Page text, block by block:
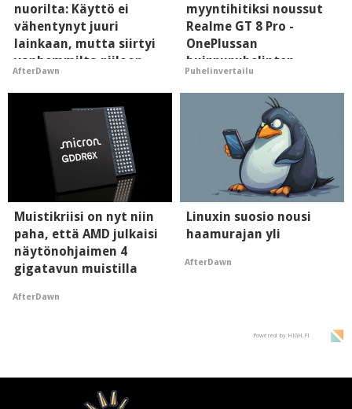
nuorilta: Käyttö ei
vähentynyt juuri
lainkaan, mutta siirtyi
vanhemmilta piiloon
AfterDawn
myyntihitiksi noussut
Realme GT 8 Pro -
OnePlussan
huippupuhelinten
"perillinen"
Puhelinvertailu
Muistikriisi on nyt niin
paha, että AMD julkaisi
näytönohjaimen 4
gigatavun muistilla
AfterDawn
Linuxin suosio nousi
haamurajan yli
AfterDawn
Powered by HIGH.FI